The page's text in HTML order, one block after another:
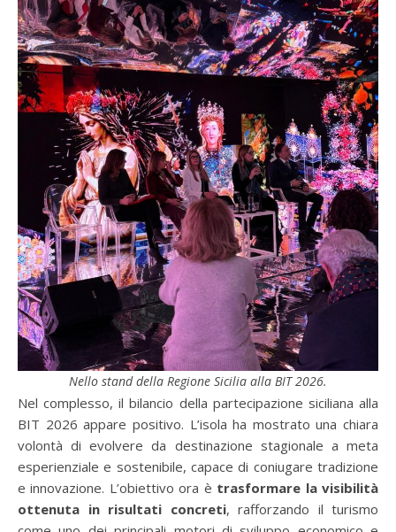
Nello stand della Regione Sicilia alla BIT 2026.
Nel complesso, il bilancio della partecipazione siciliana alla
BIT 2026 appare positivo. L’isola ha mostrato una chiara
volontà di evolvere da destinazione stagionale a meta
esperienziale e sostenibile, capace di coniugare tradizione
e innovazione. L’obiettivo ora è trasformare la visibilità
ottenuta in risultati concreti, rafforzando il turismo